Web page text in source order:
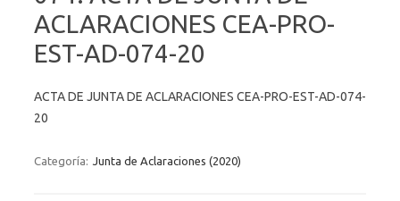
ACLARACIONES CEA-PRO-
EST-AD-074-20
ACTA DE JUNTA DE ACLARACIONES CEA-PRO-EST-AD-074-
20
Categoría: Junta de Aclaraciones (2020)